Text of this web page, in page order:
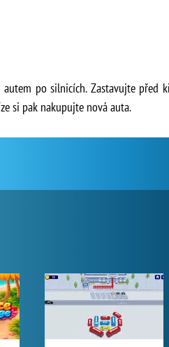
po silnicích. Zastavujte před
si pak nakupujte nová auta.